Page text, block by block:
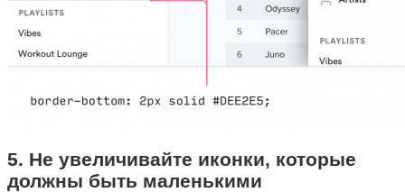
5. Не увеличивайте иконки, которые
должны быть маленькими